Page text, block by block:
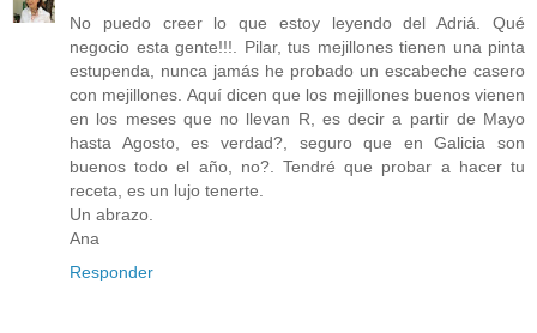
No puedo creer lo que estoy leyendo del Adriá. Qué
negocio esta gente!!!. Pilar, tus mejillones tienen una pinta
estupenda, nunca jamás he probado un escabeche casero
con mejillones. Aquí dicen que los mejillones buenos vienen
en los meses que no llevan R, es decir a partir de Mayo
hasta Agosto, es verdad?, seguro que en Galicia son
buenos todo el año, no?. Tendré que probar a hacer tu
receta, es un lujo tenerte.
Un abrazo.
Ana
Responder